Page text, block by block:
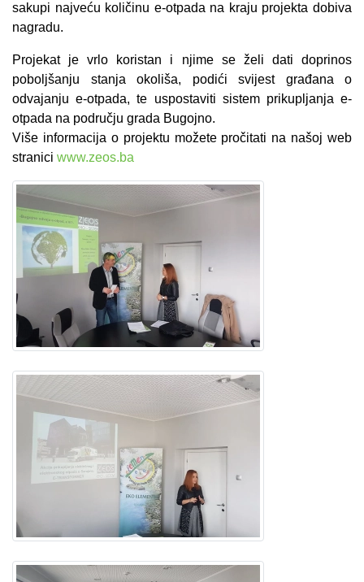
sakupi najveću količinu e-otpada na kraju projekta dobiva
nagradu.
Projekat je vrlo koristan i njime se želi dati doprinos
poboljšanju stanja okoliša, podići svijest građana o
odvajanju e-otpada, te uspostaviti sistem prikupljanja e-
otpada na području grada Bugojno.
Više informacija o projektu možete pročitati na našoj web
stranici www.zeos.ba